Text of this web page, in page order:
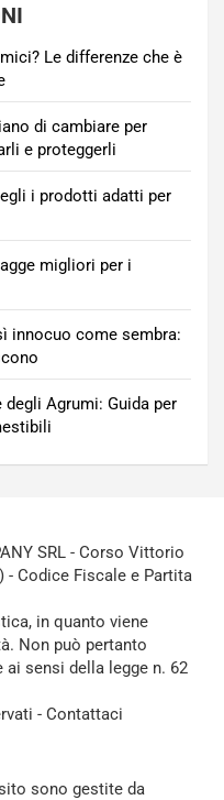
Le differenze che è
di cambiare per
e proteggerli
i prodotti adatti per
migliori per i
innocuo come sembra:
Agrumi: Guida per
SRL - Corso Vittorio
- Codice Fiscale e Partita
in quanto viene
Non può pertanto
sensi della legge n. 62
- Contattaci
sono gestite da